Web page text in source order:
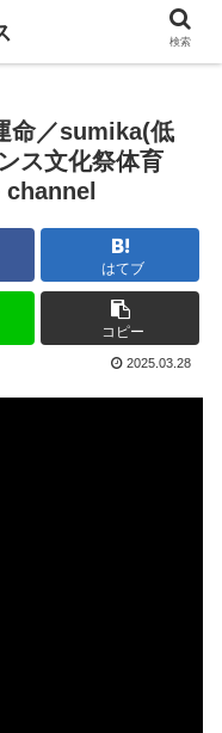
命／sumika(低
ス文化祭体育
はてブ
コピー
2025.03.28
検索